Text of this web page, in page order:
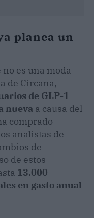
planea un
es una moda
de Circana,
de GLP-1
nueva a causa del
comprado
analistas de
de
de estos
13.000
en gasto anual